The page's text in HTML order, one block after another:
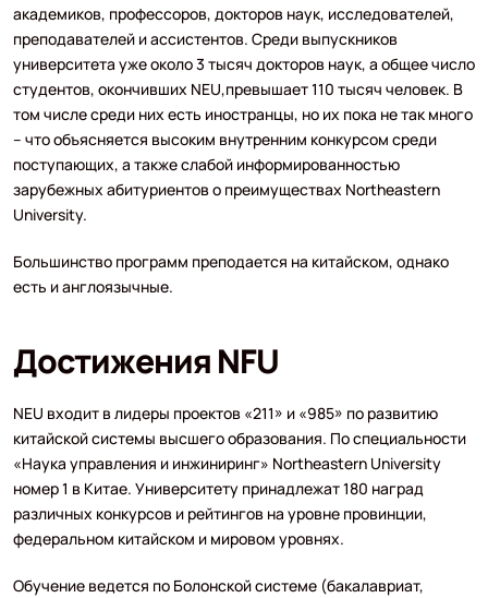
академиков, профессоров, докторов наук, исследователей,
преподавателей и ассистентов. Среди выпускников
университета уже около 3 тысяч докторов наук, а общее число
студентов, окончивших NEU,превышает 110 тысяч человек. В
том числе среди них есть иностранцы, но их пока не так много
– что объясняется высоким внутренним конкурсом среди
поступающих, а также слабой информированностью
зарубежных абитуриентов о преимуществах Northeastern
University.
Большинство программ преподается на китайском, однако
есть и англоязычные.
Достижения NFU
NEU входит в лидеры проектов «211» и «985» по развитию
китайской системы высшего образования. По специальности
«Наука управления и инжиниринг» Northeastern University
номер 1 в Китае. Университету принадлежат 180 наград
различных конкурсов и рейтингов на уровне провинции,
федеральном китайском и мировом уровнях.
Обучение ведется по Болонской системе (бакалавриат,